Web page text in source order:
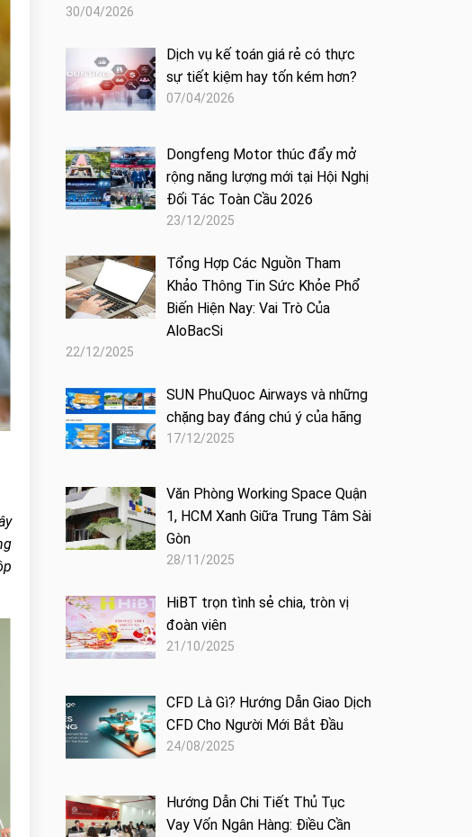
30/04/2026
Dịch vụ kế toán giá rẻ có thực
sự tiết kiệm hay tốn kém hơn?
07/04/2026
Dongfeng Motor thúc đẩy mở
rộng năng lượng mới tại Hội Nghị
Đối Tác Toàn Cầu 2026
23/12/2025
Tổng Hợp Các Nguồn Tham
Khảo Thông Tin Sức Khỏe Phổ
Biến Hiện Nay: Vai Trò Của
AloBacSi
22/12/2025
SUN PhuQuoc Airways và những
chặng bay đáng chú ý của hãng
17/12/2025
Văn Phòng Working Space Quận
1, HCM Xanh Giữa Trung Tâm Sài
Gòn
28/11/2025
HiBT trọn tình sẻ chia, tròn vị
đoàn viên
21/10/2025
CFD Là Gì? Hướng Dẫn Giao Dịch
CFD Cho Người Mới Bắt Đầu
24/08/2025
Hướng Dẫn Chi Tiết Thủ Tục
Vay Vốn Ngân Hàng: Điều Cần